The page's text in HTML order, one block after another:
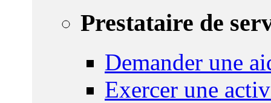
Prestataire de
Demander une
Exercer une